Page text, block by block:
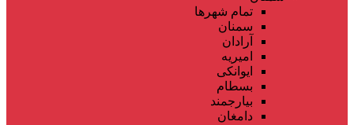
تمام شهر‌ها
سمنان
آرادان
امیریه
ایوانکی
بسطام
بیارجمند
دامغان